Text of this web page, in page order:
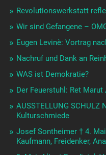
Revolutionswerkstatt
Wir sind Gefangene –
Eugen Levinè: Vortrag
Nachruf und Dank an
WAS ist Demokratie?
Der Feuerstuhl: Ret
AUSSTELLUNG SCHULZ
Kulturschmiede
Josef Sontheimer † 4.
Kaufmann, Freidenker,